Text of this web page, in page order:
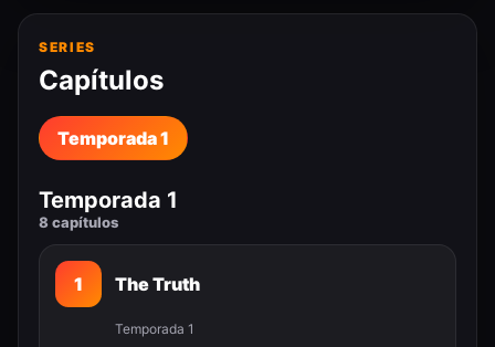
SERIES
Capítulos
Temporada 1
Temporada 1
8 capítulos
1 The Truth
Temporada 1